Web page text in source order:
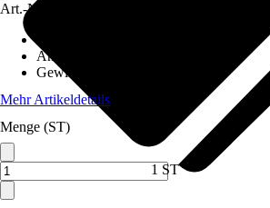
Art.-Nr.
Anwendung
Gewinde-Typ
Mehr Artikeldetails
Menge (ST)
1 ST